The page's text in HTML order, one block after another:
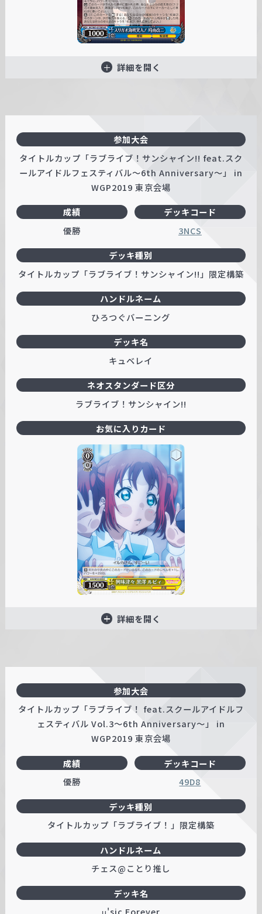
詳細を開く
参加大会
タイトルカップ「ラブライブ！サンシャイン!! feat.スク
ールアイドルフェスティバル～6th Anniversary～」 in
WGP2019 東京会場
成績
優勝
ハンドルネーム
ひろつぐバーニング
デッキコード
3NCS
デッキ名
キュベレイ
デッキ種別
タイトルカップ「ラブライブ！サンシャイン!!」限定構築
ネオスタンダード区分
ラブライブ！サンシャイン!!
お気に入りカード
詳細を開く
参加大会
タイトルカップ「ラブライブ！ feat.スクールアイドルフ
ェスティバル Vol.3～6th Anniversary～」 in
WGP2019 東京会場
成績
優勝
ハンドルネーム
チェス@ことり推し
デッキコード
49D8
デッキ名
μ'sic Forever
デッキ種別
タイトルカップ「ラブライブ！」限定構築